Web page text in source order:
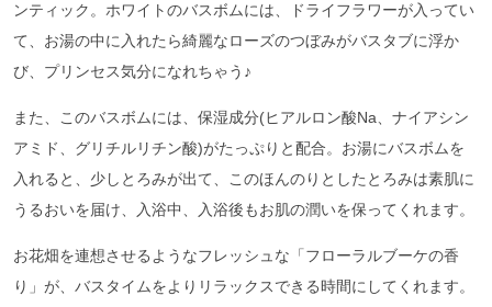
ンティック。ホワイトのバスボムには、ドライフラワーが入ってい
て、お湯の中に入れたら綺麗なローズのつぼみがバスタブに浮か
び、プリンセス気分になれちゃう♪
また、このバスボムには、保湿成分(ヒアルロン酸Na、ナイアシン
アミド、グリチルリチン酸)がたっぷりと配合。お湯にバスボムを
入れると、少しとろみが出て、このほんのりとしたとろみは素肌に
うるおいを届け、入浴中、入浴後もお肌の潤いを保ってくれます。
お花畑を連想させるようなフレッシュな「フローラルブーケの香
り」が、バスタイムをよりリラックスできる時間にしてくれます。